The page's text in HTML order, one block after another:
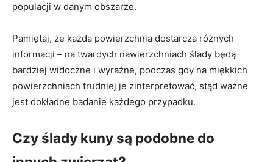
populacji w danym obszarze.
Pamiętaj, że każda powierzchnia dostarcza różnych
informacji – na twardych nawierzchniach ślady będą
bardziej widoczne i wyraźne, podczas gdy na miękkich
powierzchniach trudniej je zinterpretować, stąd ważne
jest dokładne badanie każdego przypadku.
Czy ślady kuny są podobne do